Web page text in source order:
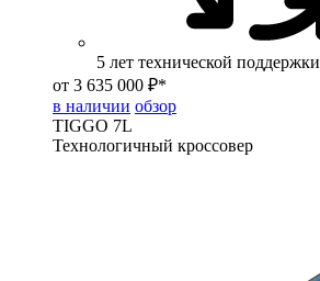
5 лет технической поддержки
от 3 635 000 ₽*
в наличии обзор
TIGGO 7L
Технологичный кроссовер